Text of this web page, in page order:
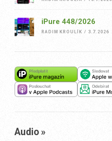
iPure 448/2026
RADIM KROULÍK / 3.7.2026
Audio